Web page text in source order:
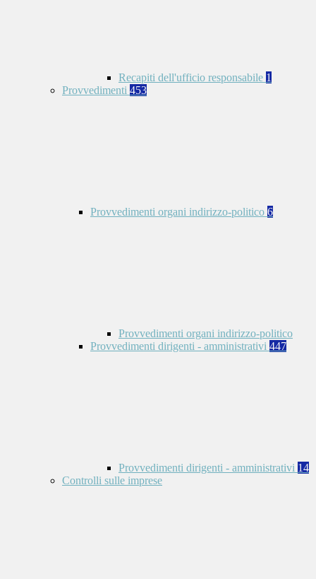
Recapiti dell'ufficio responsabile 1
Provvedimenti 453
Provvedimenti organi indirizzo-politico 6
Provvedimenti organi indirizzo-politico
Provvedimenti dirigenti - amministrativi 447
Provvedimenti dirigenti - amministrativi 14
Controlli sulle imprese